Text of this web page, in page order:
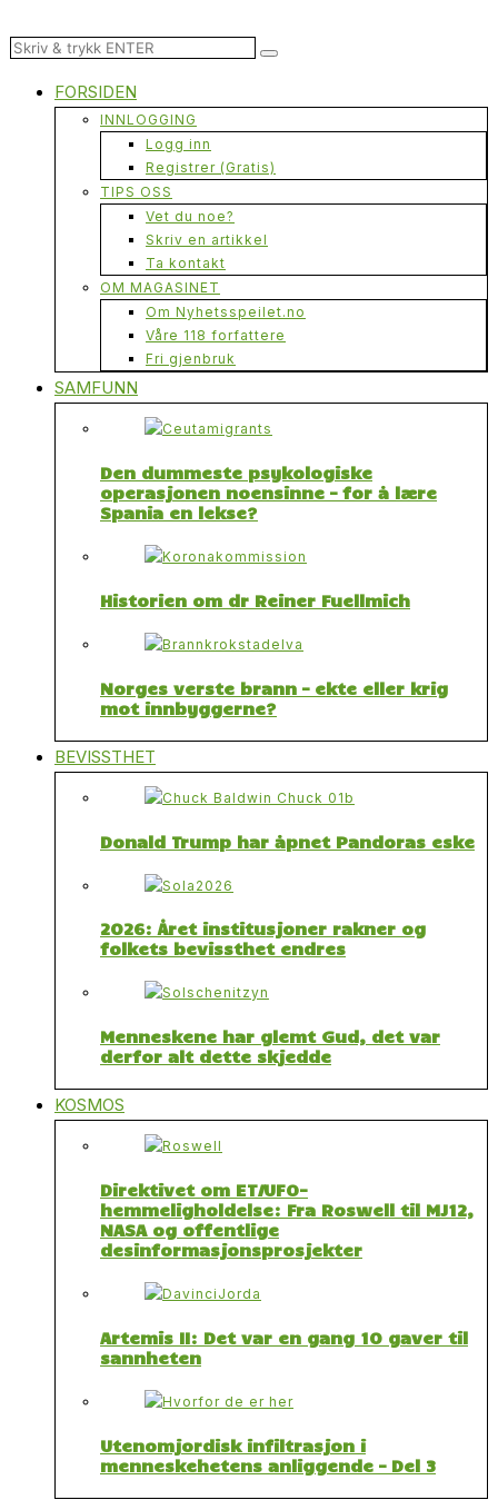
FORSIDEN
INNLOGGING
Logg inn
Registrer (Gratis)
TIPS OSS
Vet du noe?
Skriv en artikkel
Ta kontakt
OM MAGASINET
Om Nyhetsspeilet.no
Våre 118 forfattere
Fri gjenbruk
SAMFUNN
Den dummeste psykologiske
operasjonen noensinne – for å lære
Spania en lekse?
Historien om dr Reiner Fuellmich
Norges verste brann – ekte eller krig
mot innbyggerne?
BEVISSTHET
Donald Trump har åpnet Pandoras eske
2026: Året institusjoner rakner og
folkets bevissthet endres
Menneskene har glemt Gud, det var
derfor alt dette skjedde
KOSMOS
Direktivet om ET/UFO-
hemmeligholdelse: Fra Roswell til MJ12,
NASA og offentlige
desinformasjonsprosjekter
Artemis II: Det var en gang 10 gaver til
sannheten
Utenomjordisk infiltrasjon i
menneskehetens anliggende – Del 3